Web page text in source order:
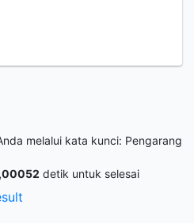
melalui kata kunci: Pengarang
detik untuk selesai